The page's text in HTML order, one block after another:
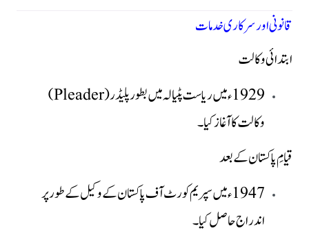
قانونی اور سرکاری خدمات
ابتدائی وکالت
1929ء میں ریاست پٹیالہ میں بطور پلیڈر (Pleader)
وکالت کا آغاز کیا۔
قیامِ پاکستان کے بعد
1947ء میں سپریم کورٹ آف پاکستان کے وکیل کے طور پر
اندراج حاصل کیا۔